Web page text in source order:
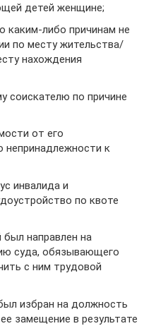
детей женщине;
каким-либо причинам не
по месту жительства/
нахождения
соискателю по причине
от его
непринадлежности к
инвалида и
по квоте
направлен на
суда, обязывающего
с ним трудовой
избран на должность
замещение в результате